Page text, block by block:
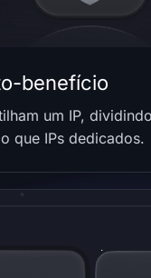
benefício
um IP,
que IPs dedicados.